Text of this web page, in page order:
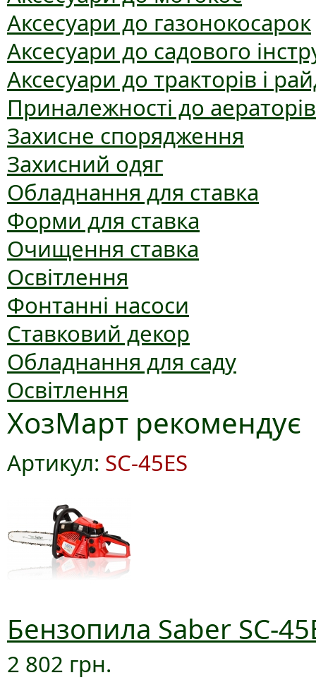
Аксесуари до газонокосарок
Аксесуари до садового
Аксесуари до тракторів і
Приналежності до аераторів
Захисне спорядження
Захисний одяг
Обладнання для ставка
Форми для ставка
Очищення ставка
Освітлення
Фонтанні насоси
Ставковий декор
Обладнання для саду
Освітлення
ХозМарт рекомендує
Артикул: SC-45ES
Бензопила Saber SC-
2 802 грн.